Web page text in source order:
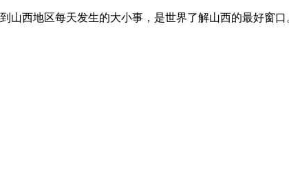
山西地区每天发生的大小事，是世界了解山西的最好窗口